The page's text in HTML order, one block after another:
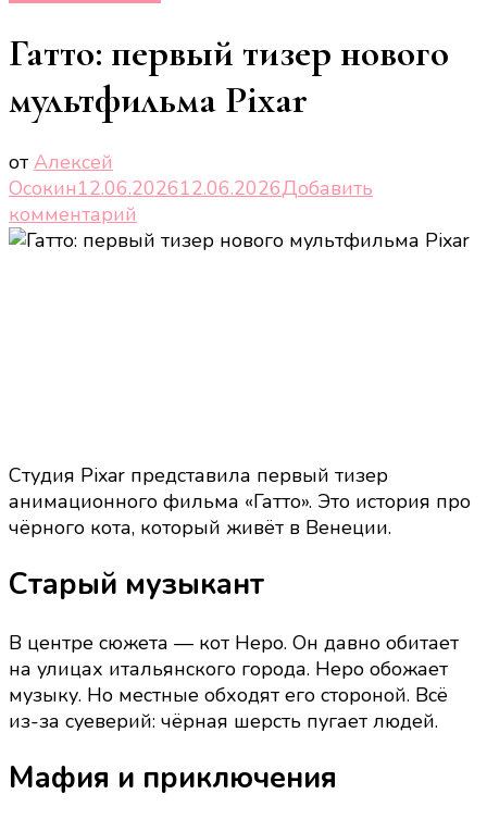
Гатто: первый тизер нового
мультфильма Pixar
от Алексей
Осокин12.06.202612.06.2026Добавить
комментарий
записи
Студия Pixar представила первый тизер
анимационного фильма «Гатто». Это история про
чёрного кота, который живёт в Венеции.
Старый музыкант
В центре сюжета — кот Неро. Он давно обитает
на улицах итальянского города. Неро обожает
музыку. Но местные обходят его стороной. Всё
из-за суеверий: чёрная шерсть пугает людей.
Мафия и приключения